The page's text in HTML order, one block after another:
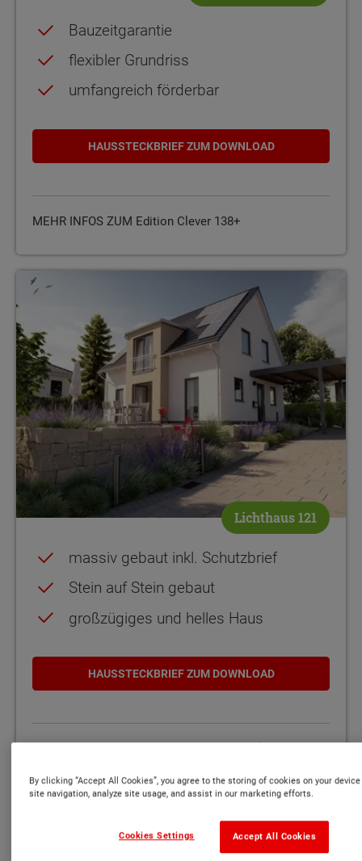
Bauzeitgarantie
flexibler Grundriss
umfangreich förderbar
HAUSSTECKBRIEF ZUM DOWNLOAD
MEHR INFOS ZUM Edition Clever 138+
massiv gebaut inkl. Schutzbrief Stein auf Stein gebaut
Lichthaus 121
massiv gebaut inkl. Schutzbrief
Stein auf Stein gebaut
großzügiges und helles Haus
HAUSSTECKBRIEF ZUM DOWNLOAD
By clicking “Accept All Cookies”, you agree to the storing of cookies on your
site navigation, analyze site usage, and assist in our marketing efforts.
Accept All Cookies
Cookies Settings